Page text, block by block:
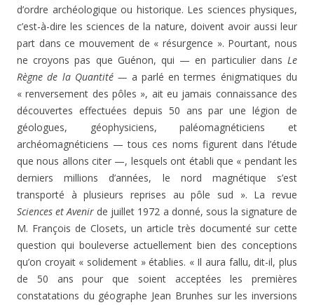
d’ordre archéologique ou historique. Les sciences physiques,
c’est-à-dire les sciences de la nature, doivent avoir aussi leur
part dans ce mouvement de « résurgence ». Pourtant, nous
ne croyons pas que Guénon, qui — en particulier dans Le
Règne de la Quantité — a parlé en termes énigmatiques du
« renversement des pôles », ait eu jamais connaissance des
découvertes effectuées depuis 50 ans par une légion de
géologues, géophysiciens, paléomagnéticiens et
archéomagnéticiens — tous ces noms figurent dans l’étude
que nous allons citer —, lesquels ont établi que « pendant les
derniers millions d’années, le nord magnétique s’est
transporté à plusieurs reprises au pôle sud ». La revue
Sciences et Avenir de juillet 1972 a donné, sous la signature de
M. François de Closets, un article très documenté sur cette
question qui bouleverse actuellement bien des conceptions
qu’on croyait « solidement » établies. « Il aura fallu, dit-il, plus
de 50 ans pour que soient acceptées les premières
constatations du géographe Jean Brunhes sur les inver­sions